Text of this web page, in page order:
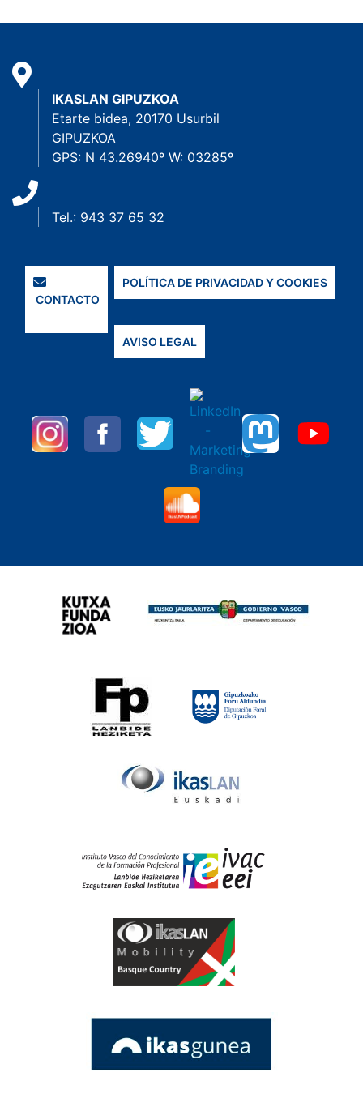
IKASLAN GIPUZKOA
Etarte bidea, 20170 Usurbil
GIPUZKOA
GPS: N 43.26940º W: 03285º
Tel.: 943 37 65 32
CONTACTO
POLÍTICA DE PRIVACIDAD Y COOKIES
AVISO LEGAL